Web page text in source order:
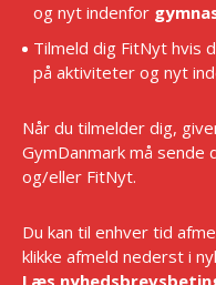
og nyt indenfor
Tilmeld dig FitNyt hvis
på aktiviteter og nyt
Når du tilmelder dig,
GymDanmark må sende
og/eller FitNyt.
Du kan til enhver tid
klikke afmeld nederst i
Læs